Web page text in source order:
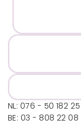
NL: 076 - 50 182 25
BE: 03 - 808 22 08